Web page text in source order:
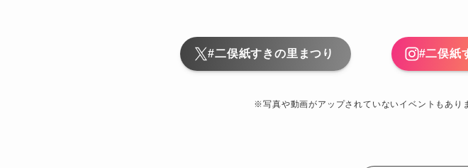
#二俣紙すきの里まつり #二俣紙
※写真や動画がアップされていないイベントもあり